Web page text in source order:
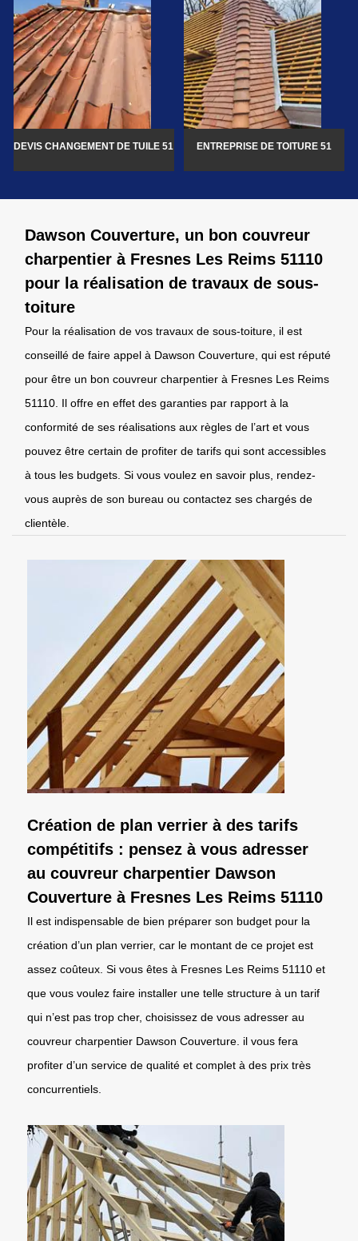
DEVIS CHANGEMENT DE TUILE 51 ENTREPRISE DE TOITURE 51
Dawson Couverture, un bon couvreur
charpentier à Fresnes Les Reims 51110
pour la réalisation de travaux de sous-
toiture
Pour la réalisation de vos travaux de sous-toiture, il est
conseillé de faire appel à Dawson Couverture, qui est réputé
pour être un bon couvreur charpentier à Fresnes Les Reims
51110. Il offre en effet des garanties par rapport à la
conformité de ses réalisations aux règles de l’art et vous
pouvez être certain de profiter de tarifs qui sont accessibles
à tous les budgets. Si vous voulez en savoir plus, rendez-
vous auprès de son bureau ou contactez ses chargés de
clientèle.
Création de plan verrier à des tarifs
compétitifs : pensez à vous adresser
au couvreur charpentier Dawson
Couverture à Fresnes Les Reims 51110
Il est indispensable de bien préparer son budget pour la
création d’un plan verrier, car le montant de ce projet est
assez coûteux. Si vous êtes à Fresnes Les Reims 51110 et
que vous voulez faire installer une telle structure à un tarif
qui n’est pas trop cher, choisissez de vous adresser au
couvreur charpentier Dawson Couverture. il vous fera
profiter d’un service de qualité et complet à des prix très
concurrentiels.